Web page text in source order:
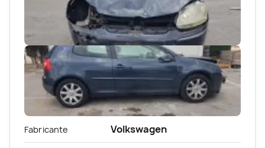
Fabricante Volkswagen